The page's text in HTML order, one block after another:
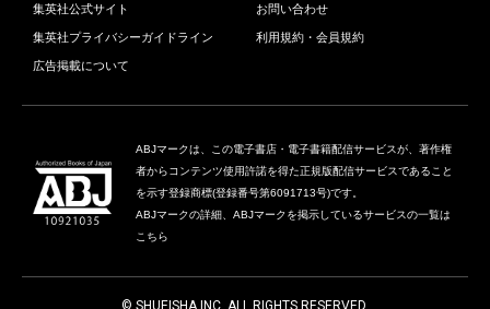
集英社公式サイト お問い合わせ
集英社プライバシーガイドライン 利用規約・会員規約
広告掲載について
ABJマークは、この電子書店・電子書籍配信サービスが、著作権
者からコンテンツ使用許諾を得た正規版配信サービスであること
を示す登録商標(登録番号第6091713号)です。
ABJマークの詳細、ABJマークを掲示しているサービスの一覧は
こちら